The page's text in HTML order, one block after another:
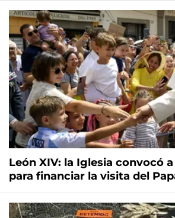
León XIV: la Iglesia convocó
para financiar la visita del